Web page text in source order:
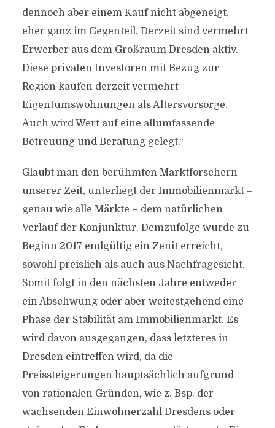
dennoch aber einem Kauf nicht abgeneigt,
eher ganz im Gegenteil. Derzeit sind vermehrt
Erwerber aus dem Großraum Dresden aktiv.
Diese privaten Investoren mit Bezug zur
Region kaufen derzeit vermehrt
Eigentumswohnungen als Altersvorsorge.
Auch wird Wert auf eine allumfassende
Betreuung und Beratung gelegt.“
Glaubt man den berühmten Marktforschern
unserer Zeit, unterliegt der Immobilienmarkt –
genau wie alle Märkte – dem natürlichen
Verlauf der Konjunktur. Demzufolge wurde zu
Beginn 2017 endgültig ein Zenit erreicht,
sowohl preislich als auch aus Nachfragesicht.
Somit folgt in den nächsten Jahre entweder
ein Abschwung oder aber weitestgehend eine
Phase der Stabilität am Immobilienmarkt. Es
wird davon ausgegangen, dass letzteres in
Dresden eintreffen wird, da die
Preissteigerungen hauptsächlich aufgrund
von rationalen Gründen, wie z. Bsp. der
wachsenden Einwohnerzahl Dresdens oder